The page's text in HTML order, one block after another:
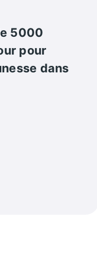
5000
pour
dans